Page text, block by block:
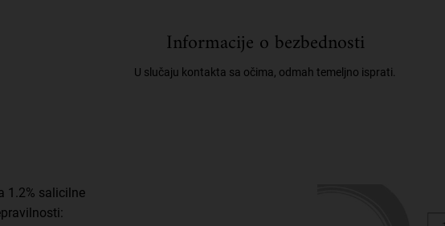
Informacije o bezbednosti
U slučaju kontakta sa očima, odmah temeljno isprati.
1.2% salicilne